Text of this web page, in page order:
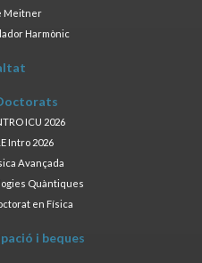
Meitner
Harmònic
ICU 2026
Intro 2026
Avançada
Quàntiques
en Física
i beques